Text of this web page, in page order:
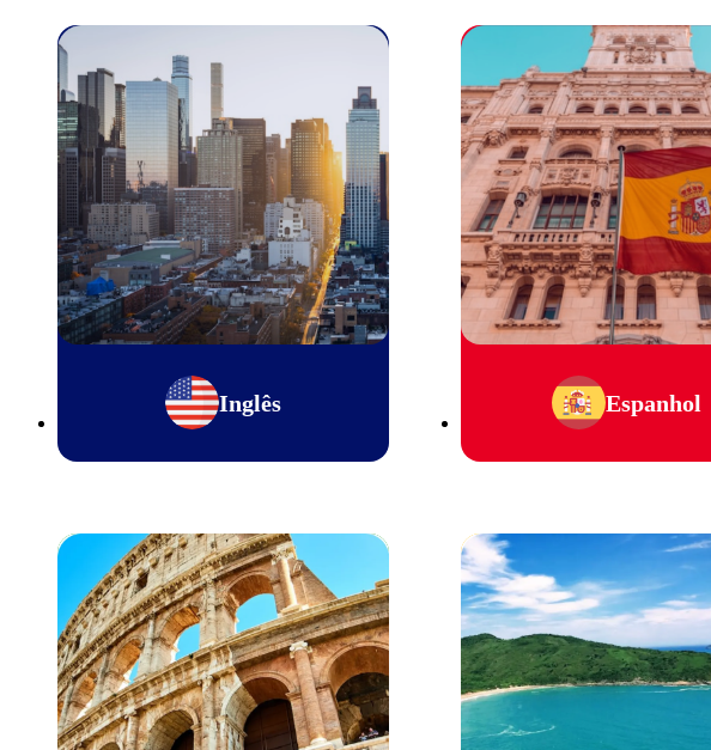
Inglês Espanhol